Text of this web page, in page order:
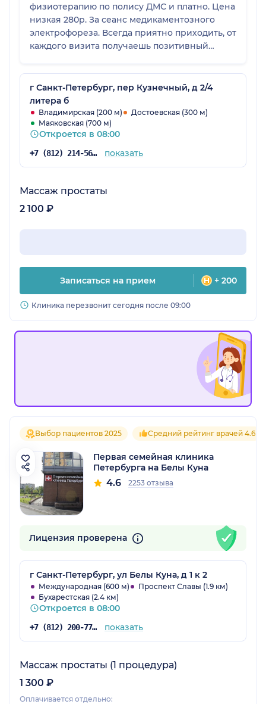
физиотерапию по полису ДМС и платно. Цена
низкая 280р. За сеанс медикаментозного
электрофореза. Всегда приятно приходить, от
каждого визита получаешь позитивный
очень сильной болью в спине) , через 2
месяца не осталось и следа от болезни.
Через 2 месяца сделаю еще 15 процедур и
надеюсь все пройдет окончательно. Врачам
отдельная благодарность и поклон за
профессионализм и внимательность к
проблеме пациента. Рекомендую
на тортик, клиника работает с 8. 00, заехать
на парковку можно в 7. 45. Очень просторное,
еще раз восторг.
г Санкт-Петербург, пер Кузнечный, д 2/4
литера б
Владимирская (200 м)
Достоевская (300 м)
Маяковская (700 м)
Откроется в 08:00
+7 (812) 214-56-68 показать
Массаж простаты
2 100 ₽
Записаться на прием + 200
Клиника перезвонит сегодня после 09:00
Выбор пациентов 2025 Средний рейтинг врачей 4.6
Первая семейная клиника
Петербурга на Белы Куна
4.6 2253 отзыва
Лицензия проверена
г Санкт-Петербург, ул Белы Куна, д 1 к 2
Международная (600 м)
Проспект Славы (1.9 км)
Бухарестская (2.4 км)
Откроется в 08:00
+7 (812) 200-77-54 показать
Массаж простаты (1 процедура)
1 300 ₽
Оплачивается отдельно: